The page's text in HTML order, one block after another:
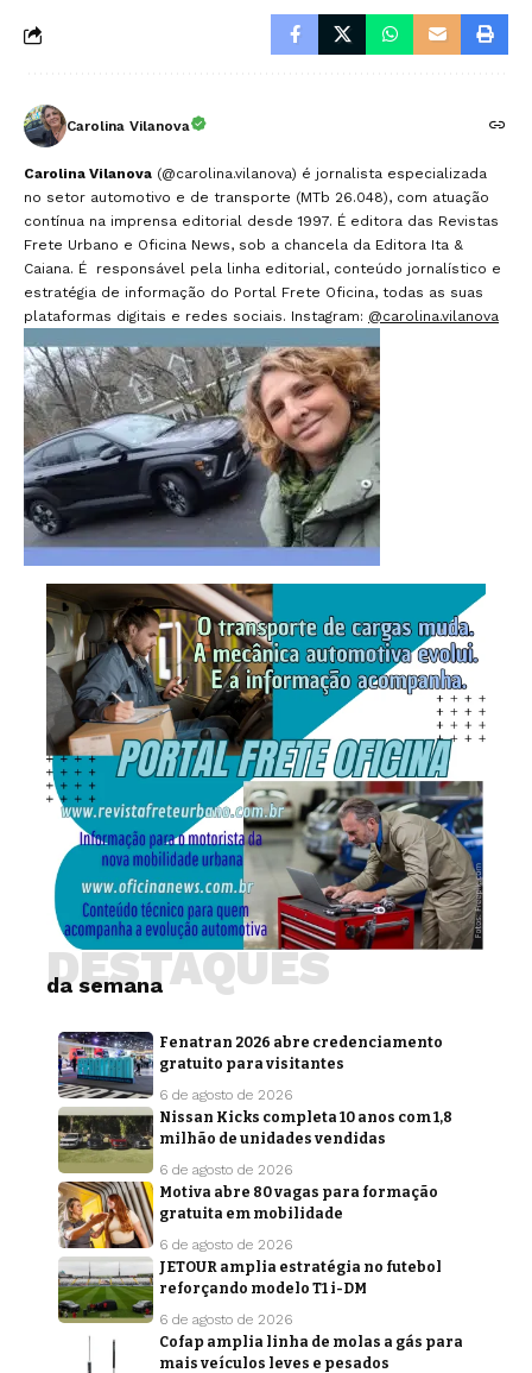
Carolina Vilanova
Carolina Vilanova (@carolina.vilanova) é jornalista especializada
no setor automotivo e de transporte (MTb 26.048), com atuação
contínua na imprensa editorial desde 1997. É editora das Revistas
Frete Urbano e Oficina News, sob a chancela da Editora Ita &
Caiana. É responsável pela linha editorial, conteúdo jornalístico e
estratégia de informação do Portal Frete Oficina, todas as suas
plataformas digitais e redes sociais. Instagram: @carolina.vilanova
da semana
DESTAQUES
Fenatran 2026 abre credenciamento
gratuito para visitantes
6 de agosto de 2026
Nissan Kicks completa 10 anos com 1,8
milhão de unidades vendidas
6 de agosto de 2026
Motiva abre 80 vagas para formação
gratuita em mobilidade
6 de agosto de 2026
JETOUR amplia estratégia no futebol
reforçando modelo T1 i-DM
6 de agosto de 2026
Cofap amplia linha de molas a gás para
mais veículos leves e pesados